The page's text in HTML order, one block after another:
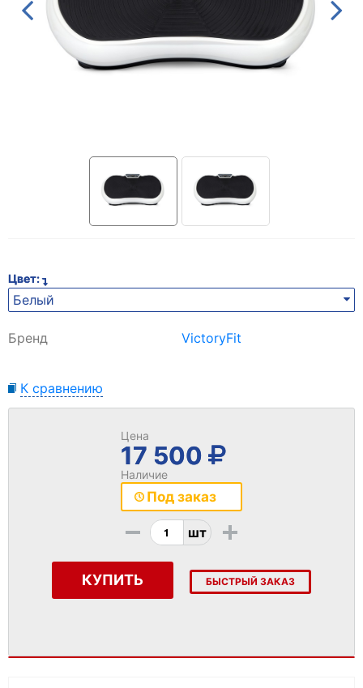
Цвет:
Белый
Бренд VictoryFit
К сравнению
Цена
17 500
Наличие
Под заказ
- шт +
КУПИТЬ БЫСТРЫЙ ЗАКАЗ